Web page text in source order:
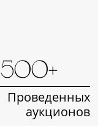
500+
Проведенных
аукционов